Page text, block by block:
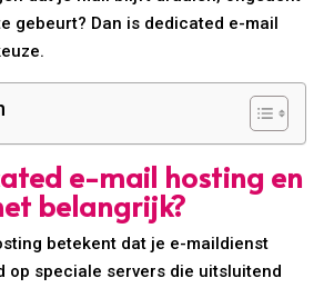
gebeurt? Dan is dedicated e-mail
e-mail hosting en
belangrijk?
betekent dat je e-maildienst
op speciale servers die uitsluitend